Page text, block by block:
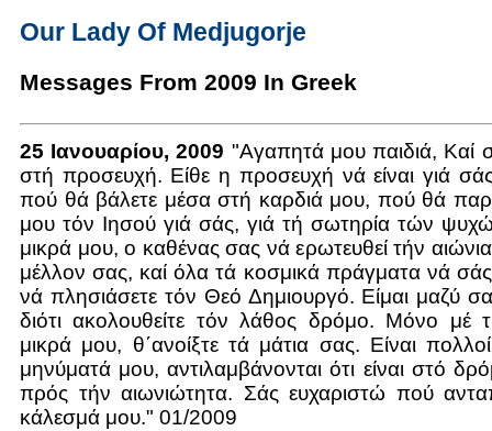
Our Lady Of Medjugorje
Messages From 2009 In Greek
25 Ιανουαρίου, 2009 "Αγαπητά μου παιδιά, Καί
στή προσευχή. Είθε η προσευχή νά είναι γιά
πού θά βάλετε μέσα στή καρδιά μου, πού θά
μου τόν Ιησού γιά σάς, γιά τή σωτηρία τών
μικρά μου, ο καθένας σας νά ερωτευθεί τήν
μέλλον σας, καί όλα τά κοσμικά πράγματα νά σάς
νά πλησιάσετε τόν Θεό Δημιουργό. Είμαι μαζύ
διότι ακολουθείτε τόν λάθος δρόμο. Μόνο μέ
μικρά μου, θ΄ανοίξτε τά μάτια σας. Είναι
μηνύματά μου, αντιλαμβάνονται ότι είναι στό
πρός τήν αιωνιώτητα. Σάς ευχαριστώ πού
κάλεσμά μου." 01/2009